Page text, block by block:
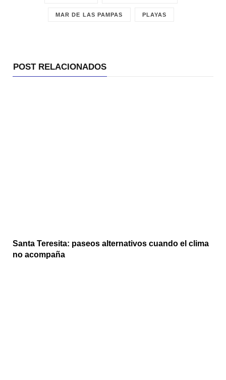
MAR DE LAS PAMPAS PLAYAS
POST RELACIONADOS
Santa Teresita: paseos alternativos cuando el clima
no acompaña